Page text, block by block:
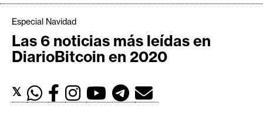
o
C
r
p
Especial Navidad
Las 6 noticias más leídas en
DiarioBitcoin en 2020
𝕏